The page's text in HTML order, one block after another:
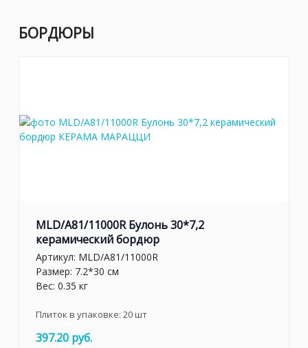
БОРДЮРЫ
MLD/A81/11000R Булонь 30*7,2
керамический бордюр
Артикул: MLD/A81/11000R
Размер: 7.2*30 см
Вес: 0.35 кг
Плиток в упаковке: 20шт
397.20 руб.